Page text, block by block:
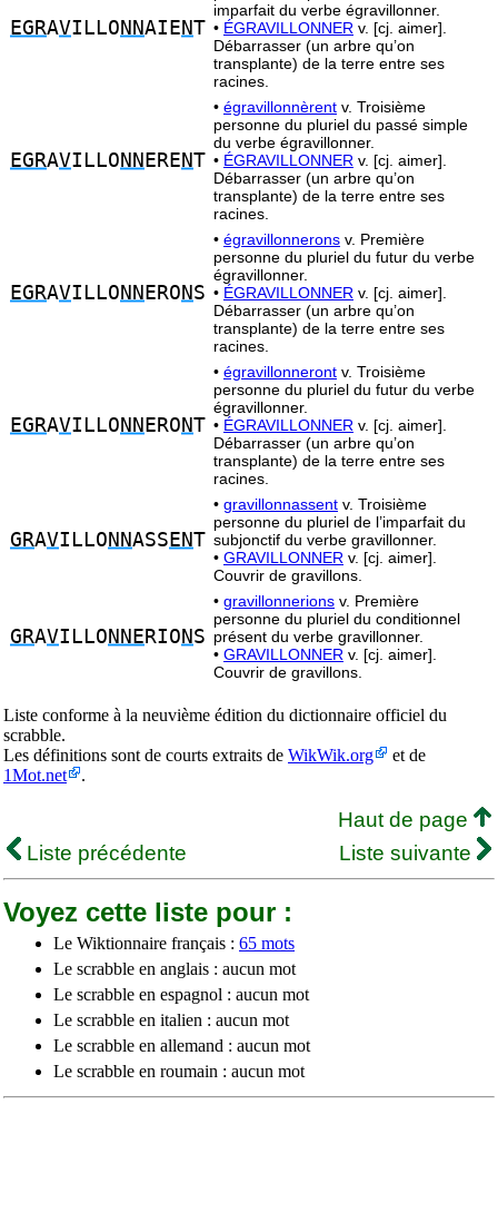
EGRAVILLO NNAIE NT
imparfait du verbe égravillonner.
• ÉGRAVILLONNER v. [cj. aimer].
Débarrasser (un arbre qu’on
transplante) de la terre entre ses
racines.
EGRAVILLO NN ERE NT
• égravillonnèrent v. Troisième
personne du pluriel du passé simple
du verbe égravillonner.
• ÉGRAVILLONNER v. [cj. aimer].
Débarrasser (un arbre qu’on
transplante) de la terre entre ses
racines.
EGRAVILLO NN ERO N S
• égravillonnerons v. Première
personne du pluriel du futur du verbe
égravillonner.
• ÉGRAVILLONNER v. [cj. aimer].
Débarrasser (un arbre qu’on
transplante) de la terre entre ses
racines.
EGRAVILLO NN ERO NT
• égravillonneront v. Troisième
personne du pluriel du futur du verbe
égravillonner.
• ÉGRAVILLONNER v. [cj. aimer].
Débarrasser (un arbre qu’on
transplante) de la terre entre ses
racines.
GRAVILLO NNASS ENT
• gravillonnassent v. Troisième
personne du pluriel de l’imparfait du
subjonctif du verbe gravillonner.
• GRAVILLONNER v. [cj. aimer].
Couvrir de gravillons.
GRAVILLO NNE RIO N S
• gravillonnerions v. Première
personne du pluriel du conditionnel
présent du verbe gravillonner.
• GRAVILLONNER v. [cj. aimer].
Couvrir de gravillons.
Liste conforme à la neuvième édition du dictionnaire officiel du
scrabble.
Les définitions sont de courts extraits de WikWik.org
et de
1Mot.net
.
Haut de page
Liste précédente
Liste suivante
Voyez cette liste pour :
Le Wiktionnaire français : 65 mots
Le scrabble en anglais : aucun mot
Le scrabble en espagnol : aucun mot
Le scrabble en italien : aucun mot
Le scrabble en allemand : aucun mot
Le scrabble en roumain : aucun mot